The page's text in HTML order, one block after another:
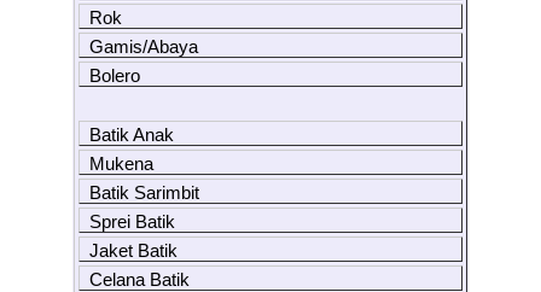
Rok
Gamis/Abaya
Bolero
Batik Anak
Mukena
Batik Sarimbit
Sprei Batik
Jaket Batik
Celana Batik